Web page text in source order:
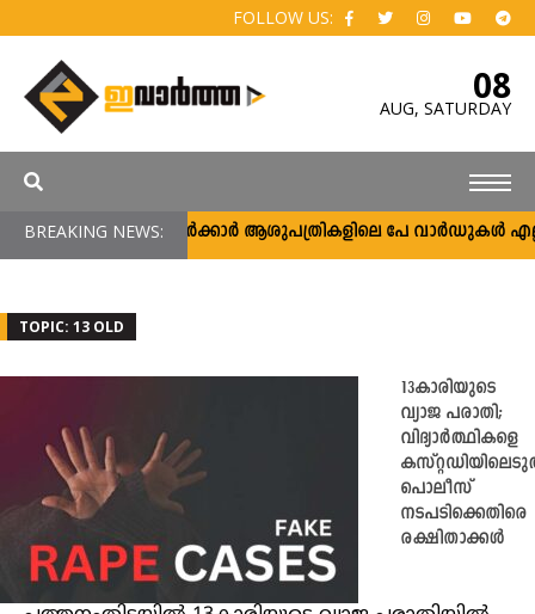
FOLLOW US:
08
AUG, SATURDAY
BREAKING NEWS:സർക്കാർ ആശുപത്രികളിലെ പേ വാർഡുകൾ
TOPIC: 13 OLD
13കാരിയുടെ
വ്യാജ പരാതി;
വിദ്യാര്‍ത്ഥികളെ
പൊലീസ്
നടപടിക്കെതിരെ
രക്ഷിതാക്കള്‍